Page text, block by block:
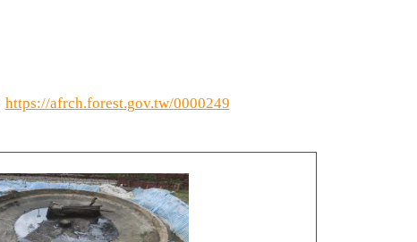
https://afrch.forest.gov.tw/0000249